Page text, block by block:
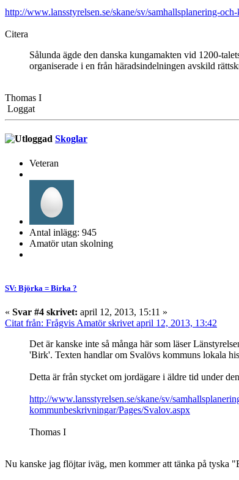
http://www.lansstyrelsen.se/skane/sv/samhallsplanering-
Citera
Sålunda ägde den danska kungamakten vid 1200-
organiserade i en från häradsindelningen avskild
Thomas I
Loggat
Skoglar
Veteran
Antal inlägg: 945
Amatör utan skolning
SV: Björka = Birka ?
« Svar #4 skrivet: april 12, 2013, 15:11 »
Citat från: Frågvis Amatör skrivet april 12, 2013, 13:42
Det är kanske inte så många här som läser
'Birk'. Texten handlar om Svalövs kommuns lokala
Detta är från stycket om jordägare i äldre tid under
http://www.lansstyrelsen.se/skane/sv/
kommunbeskrivningar/Pages/Svalov.aspx
Thomas I
Nu kanske jag flöjtar iväg, men kommer att tänka på tyska